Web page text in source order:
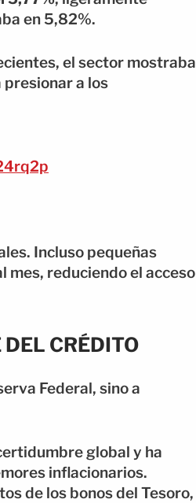
en 5,82%.
el sector mostraba
a los
Incluso pequeñas
mes, reduciendo el acceso
CRÉDITO
Federal, sino a
global y ha
inflacionarios.
de los bonos del Tesoro,